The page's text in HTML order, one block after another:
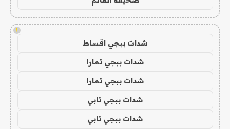
!
شدات ببجي اقساط
شدات ببجي تمارا
شدات ببجي تمارا
شدات ببجي تابي
شدات ببجي تابي